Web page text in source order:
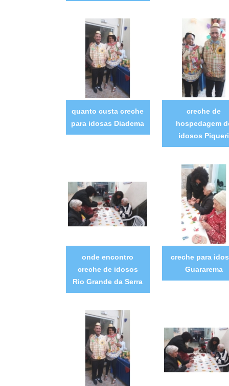
quanto custa creche
para idosas Diadema
creche de
hospedagem
idosos Piqueri
onde encontro
creche de idosos
Rio Grande da Serra
creche para
Guararema